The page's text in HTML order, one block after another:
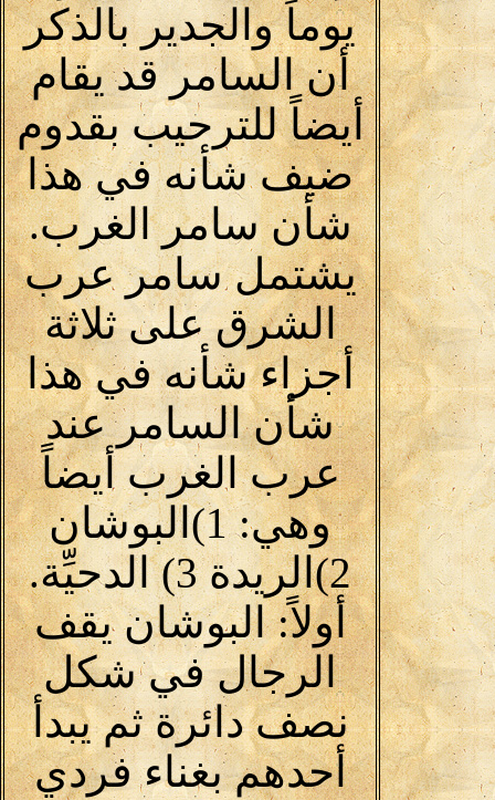
يوماً والجدير بالذكر
أن السامر قد يقام
أيضاً للترحيب بقدوم
ضيف شأنه في هذا
شأن سامر الغرب.
يشتمل سامر عرب
الشرق على ثلاثة
أجزاء شأنه في هذا
شأن السامر عند
عرب الغرب أيضاً
وهي: 1)البوشان
2)الريدة 3) الدحيِّة.
أولاً: البوشان يقف
الرجال في شكل
نصف دائرة ثم يبدأ
أحدهم بغناء فردي